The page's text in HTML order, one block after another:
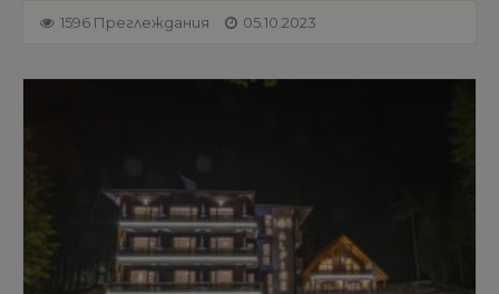
1596 Преглеждания 05.10.2023